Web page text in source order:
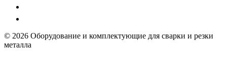
© 2026 Оборудование и комплектующие для сварки и резки
металла